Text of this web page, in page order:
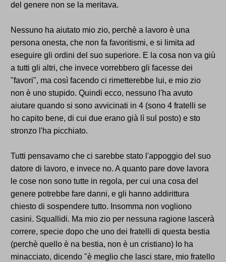
del genere non se la meritava.
Nessuno ha aiutato mio zio, perchè a lavoro è una
persona onesta, che non fa favoritismi, e si limita ad
eseguire gli ordini del suo superiore. E la cosa non va giù
a tutti gli altri, che invece vorrebbero gli facesse dei
"favori", ma così facendo ci rimetterebbe lui, e mio zio
non è uno stupido. Quindi ecco, nessuno l'ha avuto
aiutare quando si sono avvicinati in 4 (sono 4 fratelli se
ho capito bene, di cui due erano già lì sul posto) e sto
stronzo l'ha picchiato.
Tutti pensavamo che ci sarebbe stato l'appoggio del suo
datore di lavoro, e invece no. A quanto pare dove lavora
le cose non sono tutte in regola, per cui una cosa del
genere potrebbe fare danni, e gli hanno addirittura
chiesto di sospendere tutto. Insomma non vogliono
casini. Squallidi. Ma mio zio per nessuna ragione lascerà
correre, specie dopo che uno dei fratelli di questa bestia
(perchè quello è na bestia, non è un cristiano) lo ha
minacciato, dicendo "è meglio che lasci stare, mio fratello